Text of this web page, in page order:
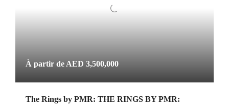
À partir de AED 3,500,000
The Rings by PMR: THE RINGS BY PMR: